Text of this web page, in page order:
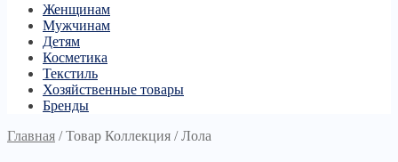
Женщинам
Мужчинам
Детям
Косметика
Текстиль
Хозяйственные товары
Бренды
Главная /Товар Коллекция /Лола